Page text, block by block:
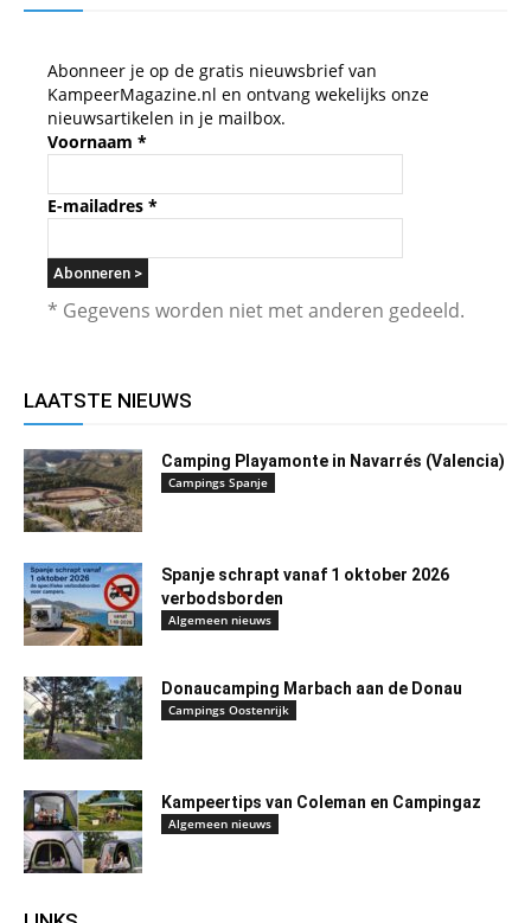
Abonneer je op de gratis nieuwsbrief van
KampeerMagazine.nl en ontvang wekelijks onze
nieuwsartikelen in je mailbox.
Voornaam *
E-mailadres *
* Gegevens worden niet met anderen gedeeld.
LAATSTE NIEUWS
Camping Playamonte in Navarrés (Valencia)
Campings Spanje
Spanje schrapt vanaf 1 oktober 2026
verbodsborden
Algemeen nieuws
Donaucamping Marbach aan de Donau
Campings Oostenrijk
Kampeertips van Coleman en Campingaz
Algemeen nieuws